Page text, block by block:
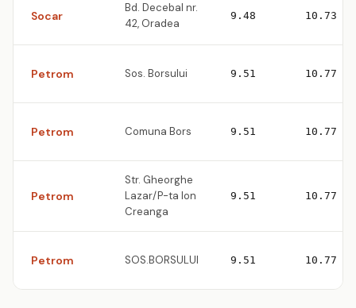
Socar
Bd. Decebal nr.
42, Oradea
9.48 10.73
Petrom Sos. Borsului 9.51 10.77
Petrom Comuna Bors 9.51 10.77
Petrom
Str. Gheorghe
Lazar/P-ta Ion
Creanga
9.51 10.77
Petrom SOS.BORSULUI 9.51 10.77